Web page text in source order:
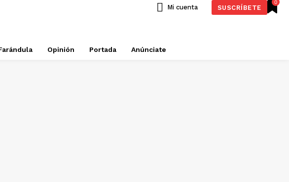
0
Mi cuenta SUSCRÍBETE
Opinión Portada Anúnciate